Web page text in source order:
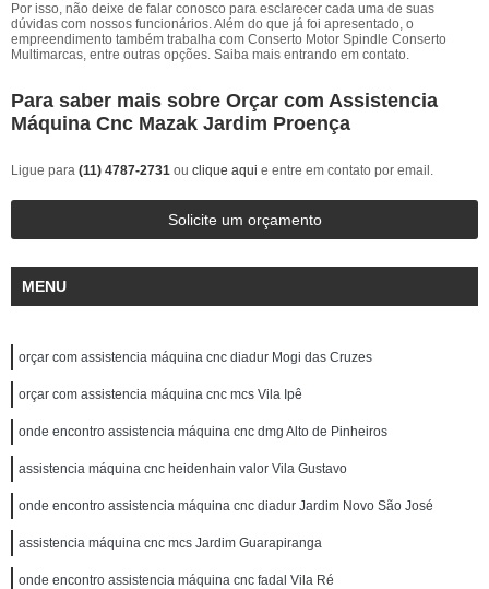
Por isso, não deixe de falar conosco para esclarecer cada uma de suas
dúvidas com nossos funcionários. Além do que já foi apresentado, o
empreendimento também trabalha com Conserto Motor Spindle Conserto
Multimarcas, entre outras opções. Saiba mais entrando em contato.
Para saber mais sobre Orçar com Assistencia
Máquina Cnc Mazak Jardim Proença
Ligue para (11) 4787-2731 ou clique aqui e entre em contato por email.
Solicite um orçamento
MENU
orçar com assistencia máquina cnc diadur Mogi das Cruzes
orçar com assistencia máquina cnc mcs Vila Ipê
onde encontro assistencia máquina cnc dmg Alto de Pinheiros
assistencia máquina cnc heidenhain valor Vila Gustavo
onde encontro assistencia máquina cnc diadur Jardim Novo São José
assistencia máquina cnc mcs Jardim Guarapiranga
onde encontro assistencia máquina cnc fadal Vila Ré